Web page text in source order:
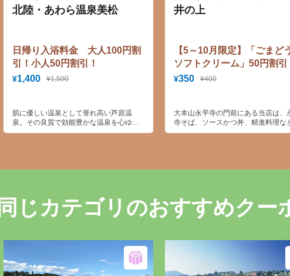
北陸・あわら温泉美松
日帰り入浴料金 大人100円割
引！小人50円割引！
¥1,400 ¥1,500
肌に優しい温泉として誉れ高い芦原温
泉。その良質で効能豊かな温泉を心ゆく
までご満喫頂ける2つの大浴場、開閉ドー
頂けます。
井の上
【5～10月限定】「ごまど
ソフトクリーム」50円割引
¥350 ¥400
大本山永平寺の門前にある当店は、
寺そば、ソースかつ丼、精進料理な
提供しているお店であり、人気の「
同じカテゴリのおすすめクー